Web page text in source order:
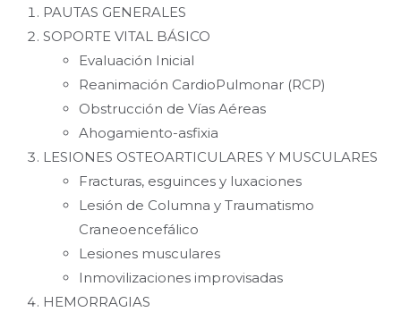
PAUTAS GENERALES
SOPORTE VITAL BÁSICO
Evaluación Inicial
Reanimación CardioPulmonar (RCP)
Obstrucción de Vías Aéreas
Ahogamiento-asfixia
LESIONES OSTEOARTICULARES Y MUSCULARES
Fracturas, esguinces y luxaciones
Lesión de Columna y Traumatismo
Craneoencefálico
Lesiones musculares
Inmovilizaciones improvisadas
HEMORRAGIAS